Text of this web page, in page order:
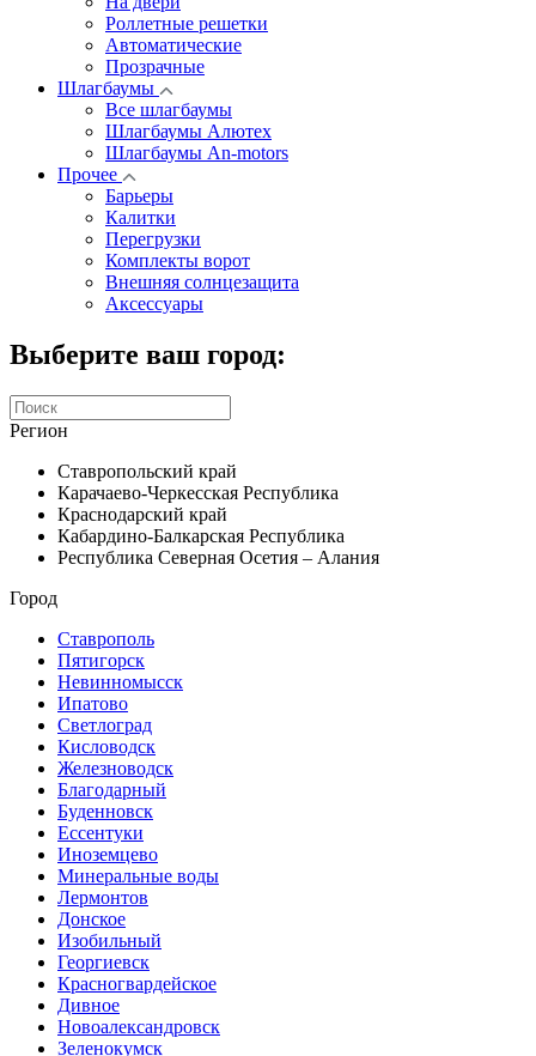
Роллетные решетки
Автоматические
Прозрачные
Шлагбаумы
Все шлагбаумы
Шлагбаумы Алютех
Шлагбаумы An-motors
Прочее
Барьеры
Калитки
Перегрузки
Комплекты ворот
Внешняя солнцезащита
Аксессуары
Выберите ваш город:
Регион
Ставропольский край
Карачаево-Черкесская Республика
Краснодарский край
Кабардино-Балкарская Республика
Республика Северная Осетия – Алания
Город
Ставрополь
Пятигорск
Невинномысск
Ипатово
Светлоград
Кисловодск
Железноводск
Благодарный
Буденновск
Ессентуки
Иноземцево
Минеральные воды
Лермонтов
Донское
Изобильный
Георгиевск
Красногвардейское
Дивное
Новоалександровск
Зеленокумск